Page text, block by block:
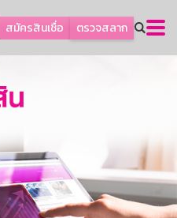
สมัครสินเชื่อ ตรวจสลาก